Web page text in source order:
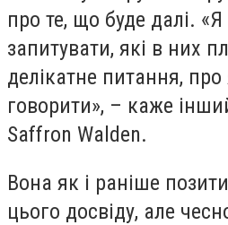
про те, що буде далі.
запитувати, які в них
делікатне питання, про
говорити», – каже
Saffron Walden.
Вона як і раніше
цього досвіду, але